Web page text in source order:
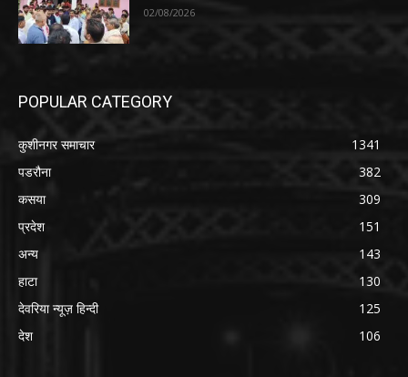
02/08/2026
POPULAR CATEGORY
कुशीनगर समाचार
1341
पडरौना
382
कसया
309
प्रदेश
151
अन्य
143
हाटा
130
देवरिया न्यूज़ हिन्दी
125
देश
106